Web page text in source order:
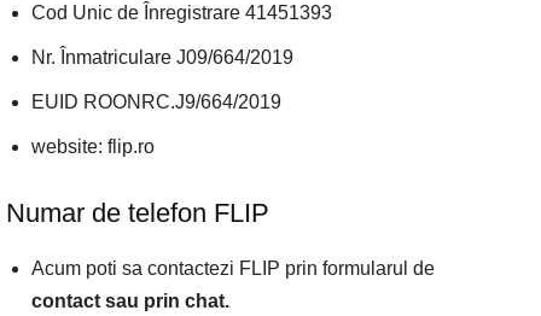
Cod Unic de Înregistrare 41451393
Nr. Înmatriculare J09/664/2019
EUID ROONRC.J9/664/2019
website: flip.ro
Numar de telefon FLIP
Acum poti sa contactezi FLIP prin formularul de
contact sau prin chat.